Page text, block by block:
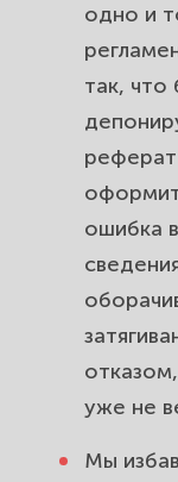
одно и
так, что
ошибка
уже не
Мы